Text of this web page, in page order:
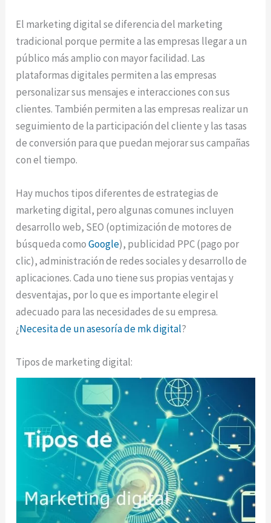
El marketing digital se diferencia del marketing
tradicional porque permite a las empresas llegar a un
público más amplio con mayor facilidad. Las
plataformas digitales permiten a las empresas
personalizar sus mensajes e interacciones con sus
clientes. También permiten a las empresas realizar un
seguimiento de la participación del cliente y las tasas
de conversión para que puedan mejorar sus campañas
con el tiempo.
Hay muchos tipos diferentes de estrategias de
marketing digital, pero algunas comunes incluyen
desarrollo web, SEO (optimización de motores de
búsqueda comoGoogle), publicidad PPC (pago por
clic), administración de redes sociales y desarrollo de
aplicaciones. Cada uno tiene sus propias ventajas y
desventajas, por lo que es importante elegir el
adecuado para las necesidades de su empresa.
¿Necesita de un asesoría de mk digital?
Tipos de marketing digital: